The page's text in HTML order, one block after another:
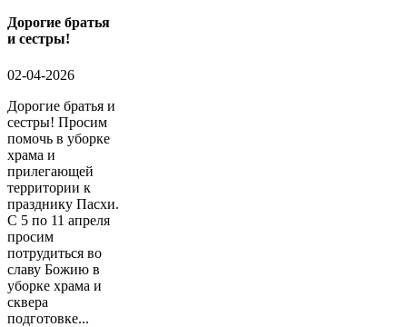
Дорогие братья
и сестры!
02-04-2026
Дорогие братья и
сестры! Просим
помочь в уборке
храма и
прилегающей
территории к
празднику Пасхи.
С 5 по 11 апреля
просим
потрудиться во
славу Божию в
уборке храма и
сквера
подготовке...